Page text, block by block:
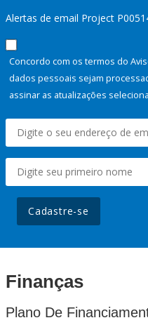
Alertas de email Project
Concordo com os termos do
dados pessoais sejam
assinar as atualizações
Cadastre-se
Finanças
Plano De